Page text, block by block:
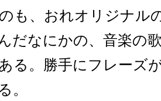
も、おれオリジナル
だなにかの、音楽の
る。勝手にフレーズ
。